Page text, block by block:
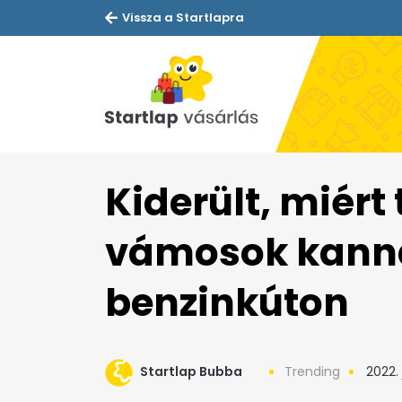
Vissza a Startlapra
Kiderült,
vámosok
benzinkúton
Startlap Bubba Trending 2022.